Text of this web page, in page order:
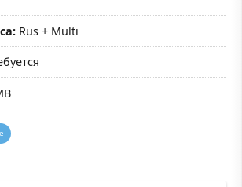
Rus + Multi